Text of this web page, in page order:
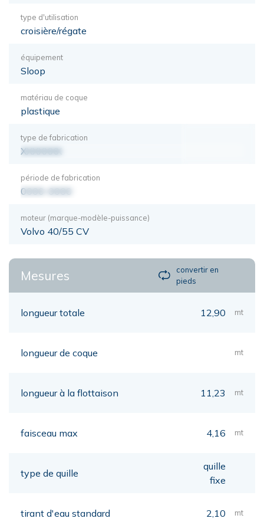
type d'utilisation
croisière/régate
équipement
Sloop
matériau de coque
plastique
type de fabrication
XXXXXXX
période de fabrication
0000-0000
moteur (marque-modèle-puissance)
Volvo 40/55 CV
Mesures
convertir en
pieds
longueur totale 12,90 mt
longueur de coque mt
longueur à la flottaison 11,23 mt
faisceau max 4,16 mt
type de quille
quille
fixe
tirant d'eau standard 2,10 mt